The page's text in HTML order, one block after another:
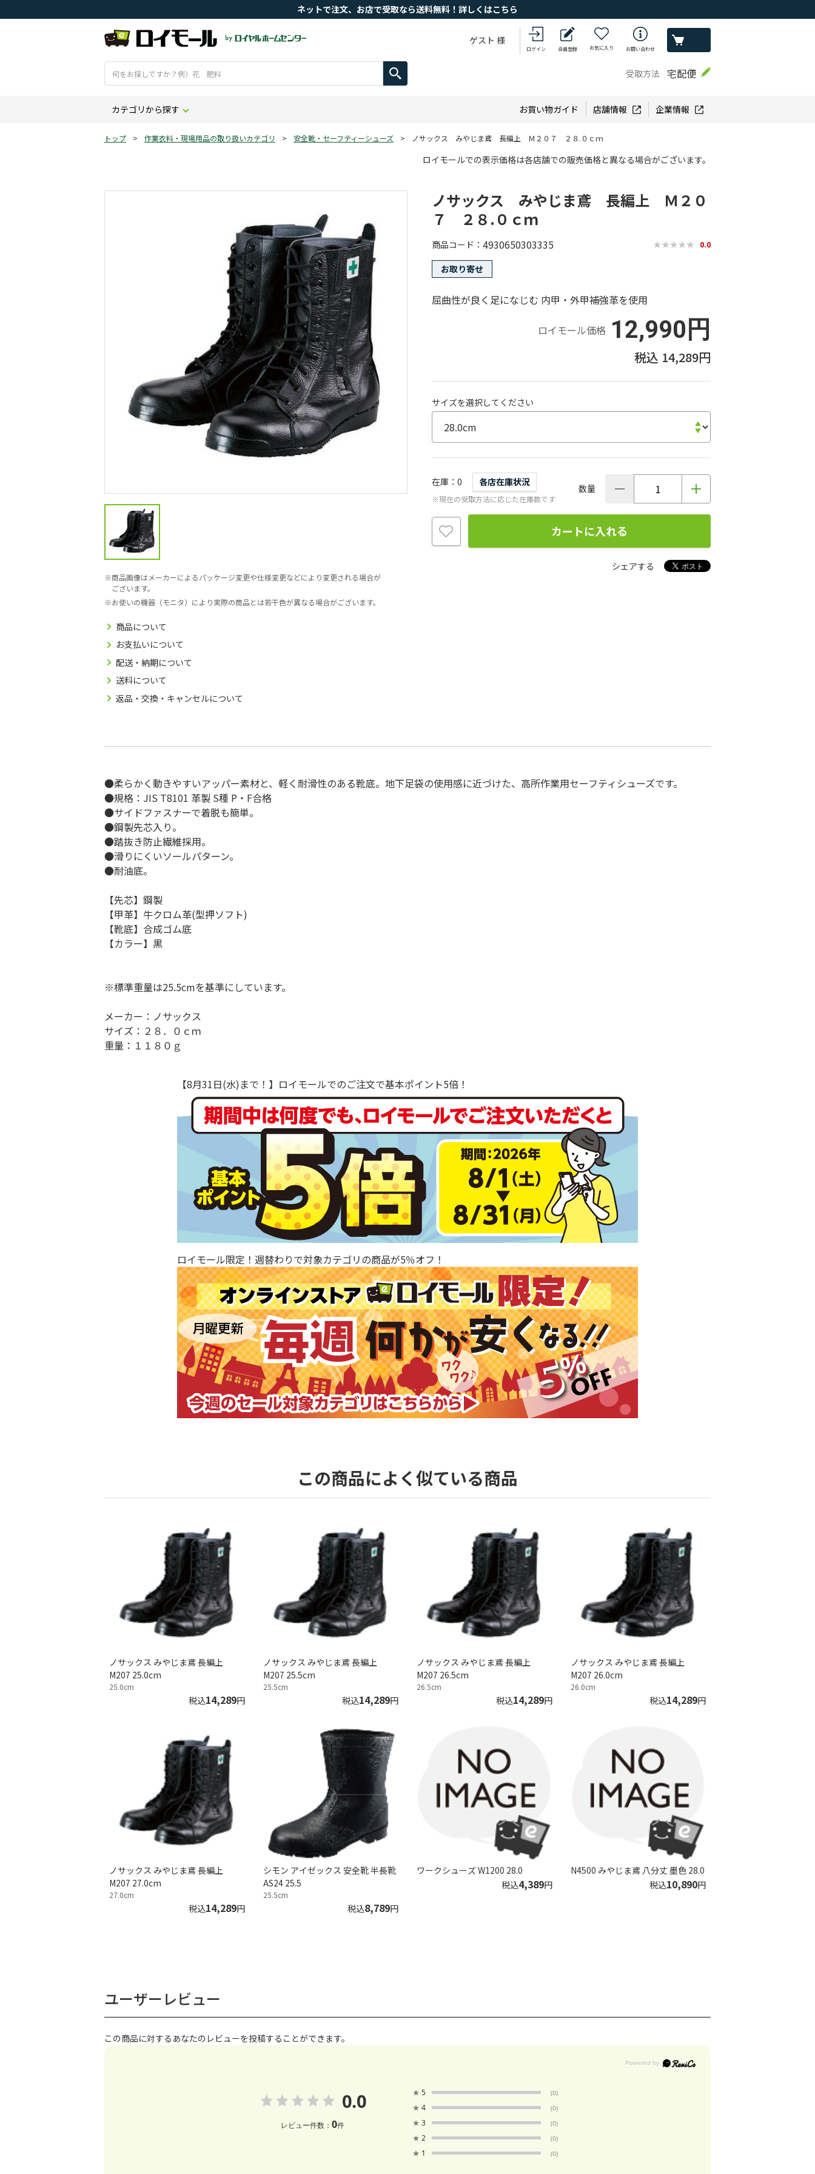
ネットで注文、お店で受取なら送料無料！詳しくはこちら
ゲスト 様
ログイン 会員登録 お気に入り お問い合わせ
受取方法 宅配便
カテゴリから探す お買い物ガイド 店舗情報 企業情報
トップ > 作業衣料・現場用品の取り扱いカテゴリ > 安全靴・セーフティーシューズ > ノサックス みやじま鳶 長編上 Ｍ２０７ ２８.０ｃｍ
ロイモールでの表示価格は各店舗での販売価格と異なる場合がございます。
商品画像はメーカーによるパッケージ変更や仕様変更などにより変更される場合が
ございます。
お使いの機器（モニタ）により実際の商品とは若干色が異なる場合がございます。
商品について
お支払いについて
配送・納期について
送料について
返品・交換・キャンセルについて
ノサックス みやじま鳶 長編上 Ｍ２０
７ ２８.０ｃｍ
商品コード 4930650303335 0.0
お取り寄せ
屈曲性が良く足になじむ 内甲・外甲補強革を使用
ロイモール価格 12,990円
14,289円
サイズを選択してください
在庫 0 各店在庫状況
※現在の受取方法に応じた在庫数です
数量
カートに入れる
シェアする
●柔らかく動きやすいアッパー素材と、軽く耐滑性のある靴底。地下足袋の使用感に近づけた、高所作業用セーフティシューズです。
●規格：JIS T8101 革製 S種 P・F合格
●サイドファスナーで着脱も簡単。
●鋼製先芯入り。
●踏抜き防止繊維採用。
●滑りにくいソールパターン。
●耐油底。
【先芯】鋼製
【甲革】牛クロム革(型押ソフト)
【靴底】合成ゴム底
【カラー】黒
※標準重量は25.5cmを基準にしています。
メーカー：ノサックス
サイズ：２８．０ｃｍ
重量：１１８０ｇ
【8月31日(水)まで！】ロイモールでのご注文で基本ポイント5倍！
ロイモール限定！週替わりで対象カテゴリの商品が5％オフ！
この商品によく似ている商品
ノサックス みやじま鳶 長編上
M207 25.0cm
25.0cm
税込14,289円
ノサックス みやじま鳶 長編上
M207 25.5cm
25.5cm
税込14,289円
ノサックス みやじま鳶 長編上
M207 26.5cm
26.5cm
税込14,289円
ノサックス みやじま鳶 長編上
M207 26.0cm
26.0cm
税込14,289円
ノサックス みやじま鳶 長編上
M207 27.0cm
27.0cm
税込14,289円
シモン アイゼックス 安全靴 半長靴
AS24 25.5
25.5cm
税込8,789円
ワークシューズ W1200 28.0
税込4,389円
N4500 みやじま鳶 八分丈 墨色 28.0
税込10,890円
ユーザーレビュー
この商品に対するあなたのレビューを投稿することができます。
0.0
レビュー件数： 0件
★ 5 (0)
★ 4 (0)
★ 3 (0)
★ 2 (0)
★ 1 (0)